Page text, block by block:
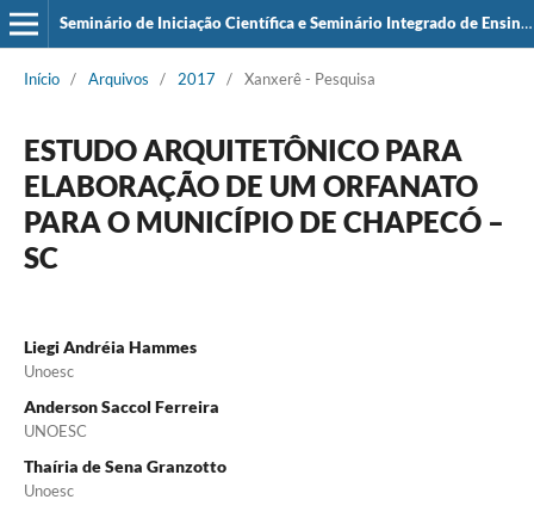
Seminário de Iniciação Científica e Seminário Integrado de Ensino, Pesquisa e Extensão (SIEPE)
Início / Arquivos / 2017 / Xanxerê - Pesquisa
ESTUDO ARQUITETÔNICO PARA
ELABORAÇÃO DE UM ORFANATO
PARA O MUNICÍPIO DE CHAPECÓ –
SC
Liegi Andréia Hammes
Unoesc
Anderson Saccol Ferreira
UNOESC
Thaíria de Sena Granzotto
Unoesc